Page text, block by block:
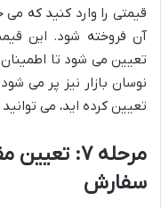
قیمتی را وارد کنید که می
تعیین می شود تا
تعیین کرده اید، می توانید Limit Price را ۳۸۹۵۰ دلار وارد کنید.
سفارش